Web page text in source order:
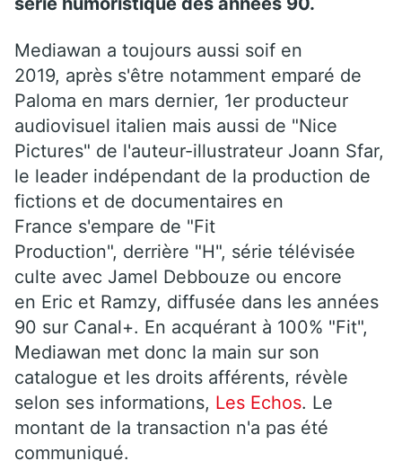
Mediawan a toujours aussi soif en
2019, après s'être notamment emparé de
Paloma en mars dernier, 1er producteur
audiovisuel italien mais aussi de "Nice
Pictures" de l'auteur-illustrateur Joann Sfar,
le leader indépendant de la production de
fictions et de documentaires en
France s'empare de "Fit
Production", derrière "H", série télévisée
culte avec Jamel Debbouze ou encore
en Eric et Ramzy, diffusée dans les années
90 sur Canal+. En acquérant à 100% "Fit",
Mediawan met donc la main sur son
catalogue et les droits afférents, révèle
selon ses informations, Les Echos. Le
montant de la transaction n'a pas été
communiqué.